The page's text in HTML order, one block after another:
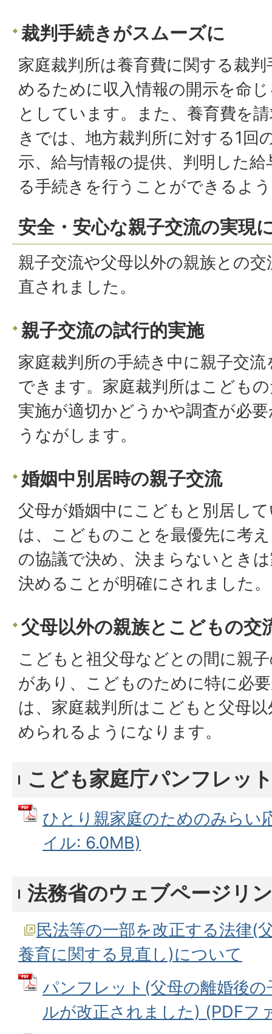
裁判手続きがスムーズに
家庭裁判所は養育費に関する裁
めるために収入情報の開示を命
としています。また、養育費を
きでは、地方裁判所に対する1回
示、給与情報の提供、判明した
る手続きを行うことができるよ
安全・安心な親子交流の実現
親子交流や父母以外の親族との
直されました。
親子交流の試行的実施
家庭裁判所の手続き中に親子交
できます。家庭裁判所はこども
実施が適切かどうかや調査が必
うながします。
婚姻中別居時の親子交流
父母が婚姻中にこどもと別居し
は、こどものことを最優先に考
の協議で決め、決まらないとき
決めることが明確にされました。
父母以外の親族とこどもの交
こどもと祖父母などとの間に親
があり、こどものために特に必
は、家庭裁判所はこどもと父母
められるようになります。
こども家庭庁パンフレッ
ひとり親家庭のためのみらい
イル: 6.0MB)
法務省のウェブページリ
民法等の一部を改正する法律(
養育に関する見直し)について
パンフレット(父母の離婚後
ルが改正されました) (PDFフ